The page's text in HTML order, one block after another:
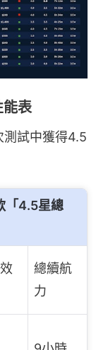
表
測試中獲得4.5
「4.5星總
總續航
力